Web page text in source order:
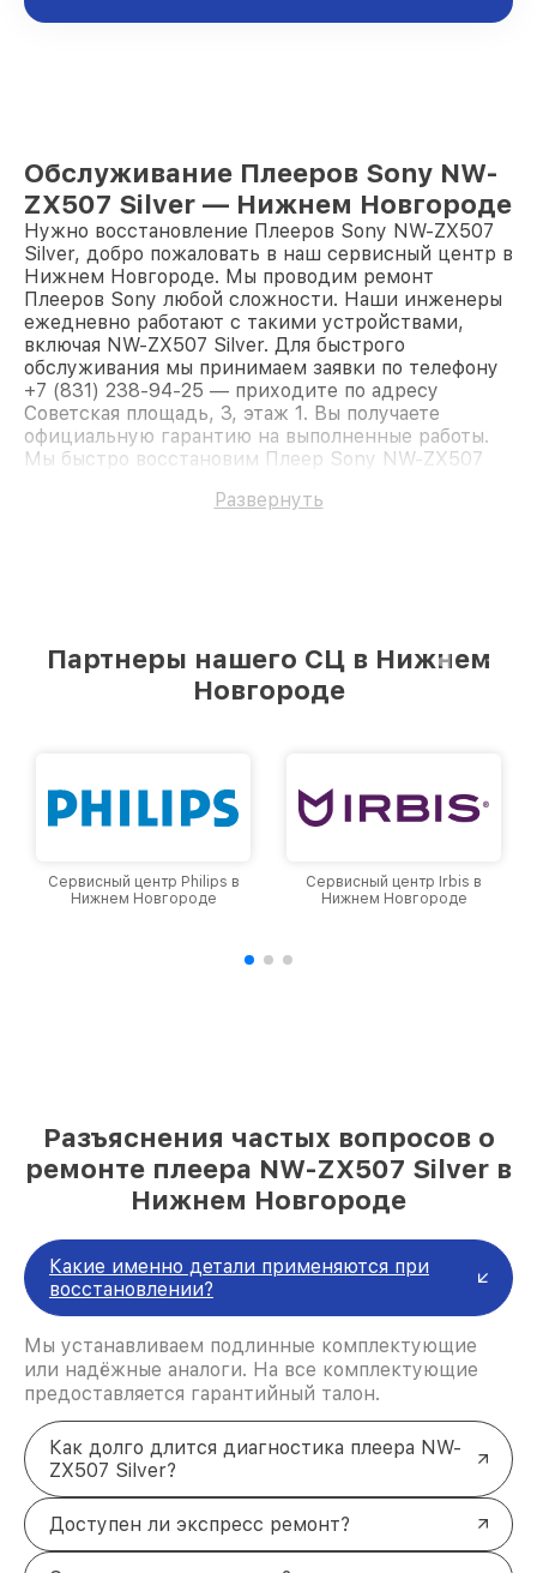
Обслуживание Плееров Sony NW-
ZX507 Silver — Нижнем Новгороде
Нужно восстановление Плееров Sony NW-ZX507
Silver, добро пожаловать в наш сервисный центр в
Нижнем Новгороде. Мы проводим ремонт
Плееров Sony любой сложности. Наши инженеры
ежедневно работают с такими устройствами,
включая NW-ZX507 Silver. Для быстрого
обслуживания мы принимаем заявки по телефону
+7 (831) 238-94-25 — приходите по адресу
Советская площадь, 3, этаж 1. Вы получаете
официальную гарантию на выполненные работы.
Мы быстро восстановим Плеер Sony NW-ZX507
Развернуть
Партнеры нашего СЦ в Нижнем
Новгороде
Сервисный центр Philips в
Нижнем Новгороде
Сервисный центр Irbis в
Нижнем Новгороде
Разъяснения частых вопросов о
ремонте плеера NW-ZX507 Silver в
Нижнем Новгороде
Какие именно детали применяются при
восстановлении?
Мы устанавливаем подлинные комплектующие
или надёжные аналоги. На все комплектующие
предоставляется гарантийный талон.
Как долго длится диагностика плеера NW-
ZX507 Silver?
Доступен ли экспресс ремонт?